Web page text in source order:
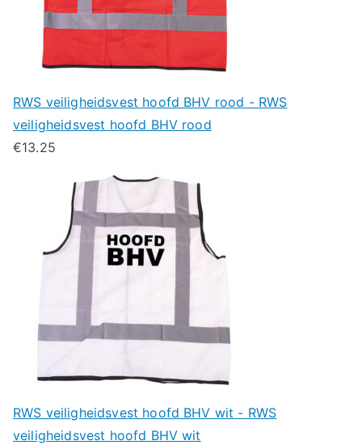
RWS veiligheidsvest hoofd BHV rood - RWS
veiligheidsvest hoofd BHV rood
€13.25
RWS veiligheidsvest hoofd BHV wit - RWS
veiligheidsvest hoofd BHV wit